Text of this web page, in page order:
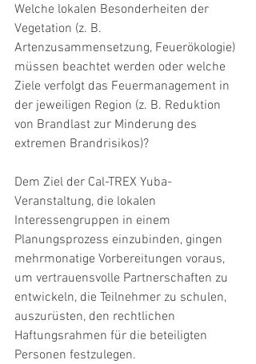
Welche lokalen Besonderheiten der
Vegetation (z. B.
Artenzusammensetzung, Feuerökologie)
müssen beachtet werden oder welche
Ziele verfolgt das Feuermanagement in
der jeweiligen Region (z. B. Reduktion
von Brandlast zur Minderung des
extremen Brandrisikos)?
Dem Ziel der Cal-TREX Yuba-
Veranstaltung, die lokalen
Interessengruppen in einem
Planungsprozess einzubinden, gingen
mehrmonatige Vorbereitungen voraus,
um vertrauensvolle Partnerschaften zu
entwickeln, die Teilnehmer zu schulen,
auszurüsten, den rechtlichen
Haftungsrahmen für die beteiligten
Personen festzulegen.